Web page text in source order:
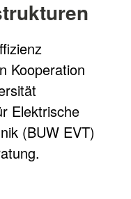
Kooperation
Elektrische
(BUW EVT)